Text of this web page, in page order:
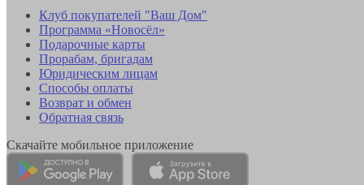
Клуб покупателей "Ваш Дом"
Программа «Новосёл»
Подарочные карты
Прорабам, бригадам
Юридическим лицам
Способы оплаты
Возврат и обмен
Обратная связь
Скачайте мобильное приложение